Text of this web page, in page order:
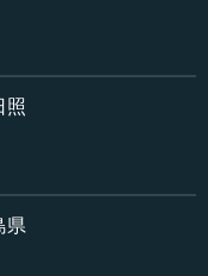
う所にあり、日高
馬の牧場もあるの
の浦河町という所
病院には精神科が
いは退院した人が
教会で共同生活を
った方もいるので
しているわけで
照
県